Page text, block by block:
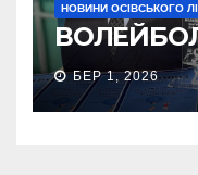
НОВИНИ ОСІВСЬКОГО
БЕР 1, 2026